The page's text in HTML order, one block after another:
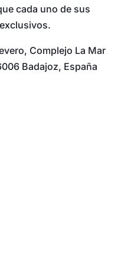
cada uno de sus
Complejo La Mar
Badajoz, España